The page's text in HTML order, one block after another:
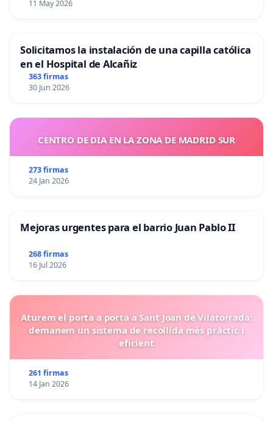
11 May 2026
Solicitamos la instalación de una capilla católica
en el Hospital de Alcañiz
363 firmas
30 Jun 2026
CENTRO DE DIA EN LA ZONA DE MADRID SUR
273 firmas
24 Jan 2026
Mejoras urgentes para el barrio Juan Pablo II
268 firmas
16 Jul 2026
Aturem el porta a porta a Sant Joan de Vilatorrada:
demanem un sistema de recollida més pràctic i
eficient
261 firmas
14 Jan 2026